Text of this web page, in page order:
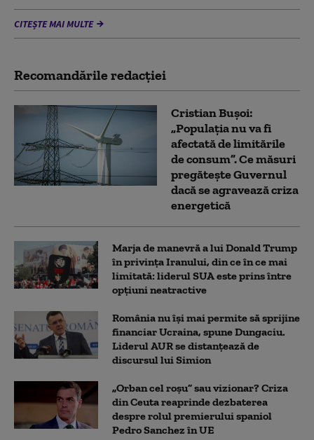
CITEȘTE MAI MULTE
Recomandările redacţiei
Cristian Bușoi:
„Populația nu va fi
afectată de limitările
de consum”. Ce măsuri
pregătește Guvernul
dacă se agravează criza
energetică
Marja de manevră a lui Donald Trump
în privința Iranului, din ce în ce mai
limitată: liderul SUA este prins între
opțiuni neatractive
România nu își mai permite să sprijine
financiar Ucraina, spune Dungaciu.
Liderul AUR se distanțează de
discursul lui Simion
„Orban cel roșu” sau vizionar? Criza
din Ceuta reaprinde dezbaterea
despre rolul premierului spaniol
Pedro Sanchez în UE